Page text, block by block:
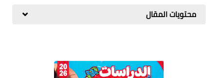
محتويات المقال